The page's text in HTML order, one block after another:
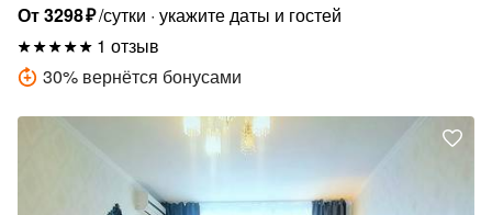
От3298₽/сутки укажите даты и гостей
1 отзыв
30% вернётся бонусами